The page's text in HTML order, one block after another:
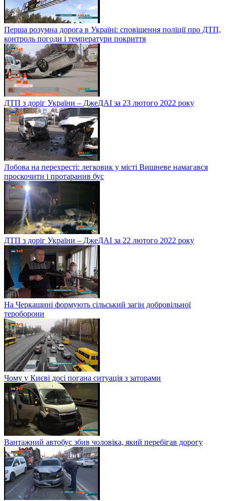
Перша розумна дорога в Україні: сповіщення поліції про ДТП,
контроль погоди і температури покриття
ДТП з доріг України – ДжеДАІ за 23 лютого 2022 року
Лобова на перехресті: легковик у місті Вишневе намагався
проскочити і протаранив бус
ДТП з доріг України – ДжеДАІ за 22 лютого 2022 року
На Черкащині формують сільський загін добровільної
тероборони
Чому у Києві досі погана ситуація з заторами
Вантажний автобус збив чоловіка, який перебігав дорогу